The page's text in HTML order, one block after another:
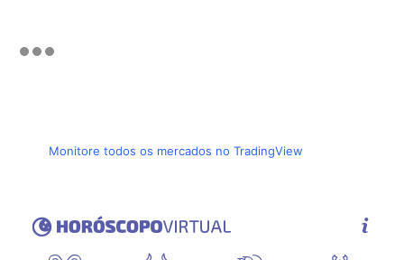
Monitore todos os mercados no TradingView